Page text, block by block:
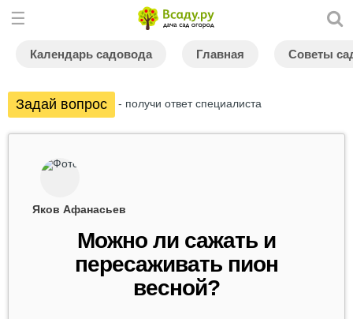
Календарь садовода Главная Советы
Задай вопрос - получи ответ специалиста
Яков Афанасьев
Можно ли сажать и
пересаживать пион
весной?